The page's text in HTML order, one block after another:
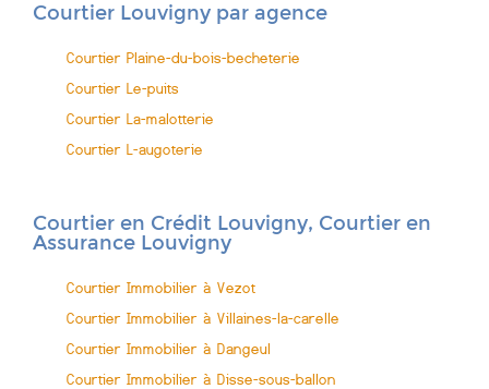
Courtier Louvigny par agence
Courtier Plaine-du-bois-becheterie
Courtier Le-puits
Courtier La-malotterie
Courtier L-augoterie
Courtier en Crédit Louvigny, Courtier en
Assurance Louvigny
Courtier Immobilier à Vezot
Courtier Immobilier à Villaines-la-carelle
Courtier Immobilier à Dangeul
Courtier Immobilier à Disse-sous-ballon